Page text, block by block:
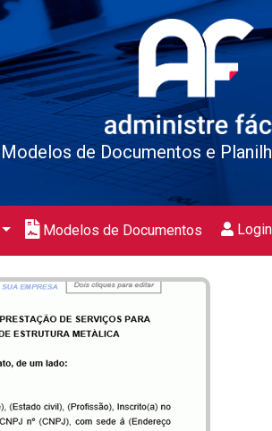
Modelos de Documentos e
Modelos de Documentos Login